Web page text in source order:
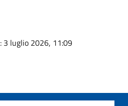
: 3 luglio 2026, 11:09